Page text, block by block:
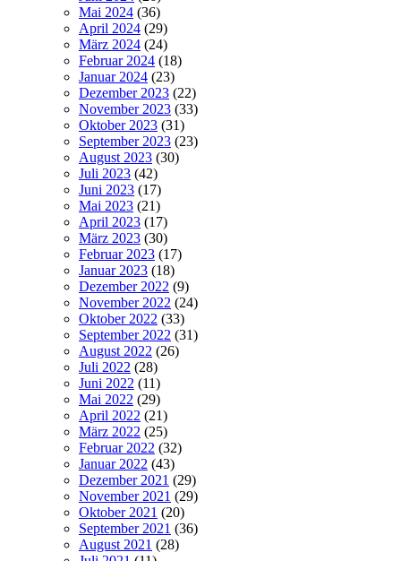
Mai 2024 (36)
April 2024 (29)
März 2024 (24)
Februar 2024 (18)
Januar 2024 (23)
Dezember 2023 (22)
November 2023 (33)
Oktober 2023 (31)
September 2023 (23)
August 2023 (30)
Juli 2023 (42)
Juni 2023 (17)
Mai 2023 (21)
April 2023 (17)
März 2023 (30)
Februar 2023 (17)
Januar 2023 (18)
Dezember 2022 (9)
November 2022 (24)
Oktober 2022 (33)
September 2022 (31)
August 2022 (26)
Juli 2022 (28)
Juni 2022 (11)
Mai 2022 (29)
April 2022 (21)
März 2022 (25)
Februar 2022 (32)
Januar 2022 (43)
Dezember 2021 (29)
November 2021 (29)
Oktober 2021 (20)
September 2021 (36)
August 2021 (28)